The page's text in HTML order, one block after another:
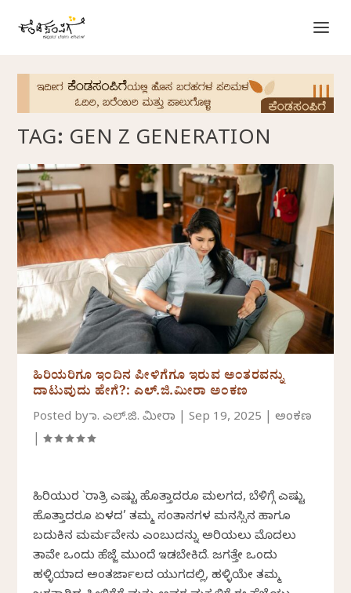
TAG: GEN Z GENERATION
ಹಿರಿಯರಿಗೂ ಇಂದಿನ ಪೀಳಿಗೆಗೂ ಇರುವ ಅಂತರವನ್ನು
ದಾಟುವುದು ಹೇಗೆ?: ಎಲ್.ಜಿ.ಮೀರಾ ಅಂಕಣ
Posted byಡಾ. ಎಲ್.ಜಿ. ಮೀರಾ |Sep 19, 2025 |ಅಂಕಣ
|
ಹಿರಿಯುರ `ರಾತ್ರಿ ಎಷ್ಟು ಹೊತ್ತಾದರೂ ಮಲಗದ, ಬೆಳಿಗ್ಗೆ ಎಷ್ಟು
ಹೊತ್ತಾದರೂ ಏಳದ’ ತಮ್ಮ ಸಂತಾನಗಳ ಮನಸ್ಸಿನ ಹಾಗೂ
ಬದುಕಿನ ಮರ್ಮವೇನು ಎಂಬುದನ್ನು ಅರಿಯಲು ಮೊದಲು
ತಾವೇ ಒಂದು ಹೆಜ್ಜೆ ಮುಂದೆ ಇಡಬೇಕಿದೆ. ಜಗತ್ತೇ ಒಂದು
ಹಳ್ಳಿಯಾದ ಅಂತರ್ಜಾಲದ ಯುಗದಲ್ಲಿ, ಹಳ್ಳಿಯೇ ತಮ್ಮ